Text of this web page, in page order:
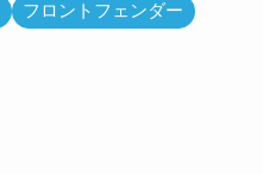
フロントフェンダー